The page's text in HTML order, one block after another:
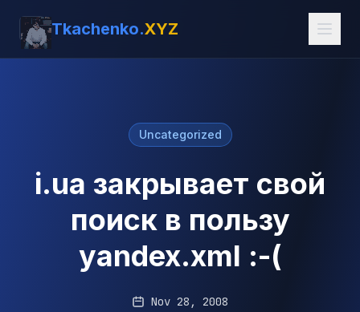
Tkachenko.XYZ
Uncategorized
i.ua закрывает свой
поиск в пользу
yandex.xml :-(
Nov 28, 2008